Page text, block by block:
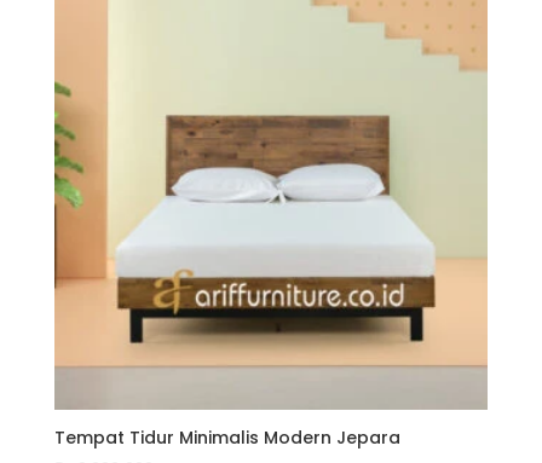
Tempat Tidur Minimalis Modern Jepara